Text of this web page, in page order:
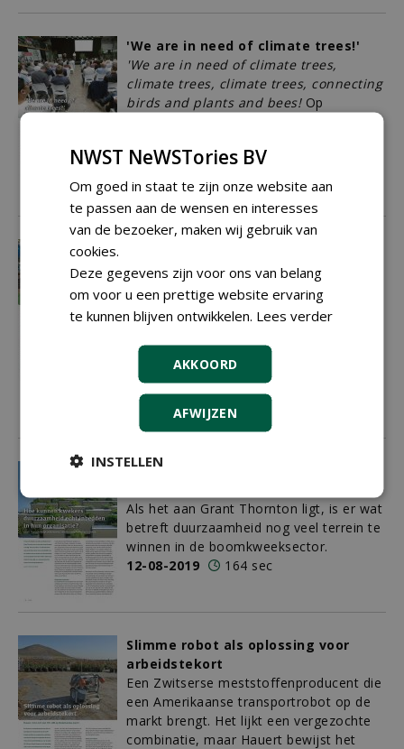
'We are in need of climate trees!'
'We are in need of climate trees,
climate trees, climate trees, connecting
birds and plants and bees!Op
boomkwekers en andere
boomliefhebbers vrolijk mee.
13-08-2019
376 sec
boomkwekerijsector
Vakbeurs Plantarium vormt niet alleen
het ultieme platform voor de
boomkwekerijsector en zijn
toeleveranciers, maar zorgt dankzij de
stijgende internationale aandacht ook
voor een opwaardering van de gehele
branche.
13-08-2019
482 sec
Hoe kunnen kwekers duurzaamheid
Als het aan Grant Thornton ligt, is er wat
betreft duurzaamheid nog veel terrein te
winnen in de boomkweeksector.
12-08-2019
164 sec
Slimme robot als oplossing voor
arbeidstekort
Een Zwitserse meststoffenproducent die
een Amerikaanse transportrobot op de
markt brengt. Het lijkt een vergezochte
combinatie, maar Hauert bewijst het
NWST NeWSTories BV
Om goed in staat te zijn onze website aan
te passen aan de wensen en interesses
van de bezoeker, maken wij gebruik van
cookies.
Deze gegevens zijn voor ons van belang
om voor u een prettige website ervaring
te kunnen blijven ontwikkelen. Lees verder
AKKOORD
AFWIJZEN
INSTELLEN